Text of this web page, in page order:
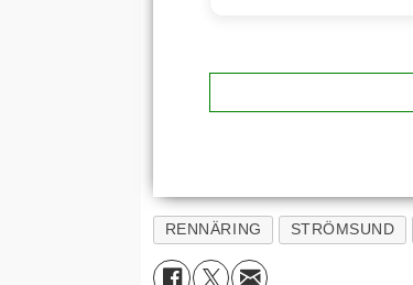
RENNÄRING STRÖMSUND